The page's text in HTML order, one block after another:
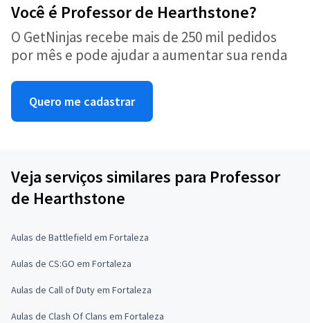
Você é Professor de Hearthstone?
O GetNinjas recebe mais de 250 mil pedidos
por mês e pode ajudar a aumentar sua renda
Quero me cadastrar
Veja serviços similares para Professor
de Hearthstone
Aulas de Battlefield em Fortaleza
Aulas de CS:GO em Fortaleza
Aulas de Call of Duty em Fortaleza
Aulas de Clash Of Clans em Fortaleza